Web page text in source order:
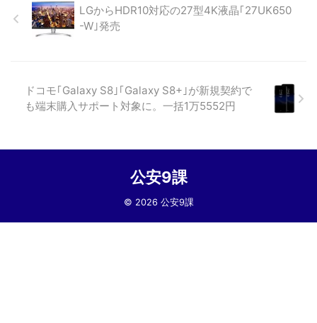
LGからHDR10対応の27型4K液晶｢27UK650
-W｣発売
ドコモ｢Galaxy S8｣｢Galaxy S8+｣が新規契約で
も端末購入サポート対象に。一括1万5552円
公安9課
© 2026 公安9課